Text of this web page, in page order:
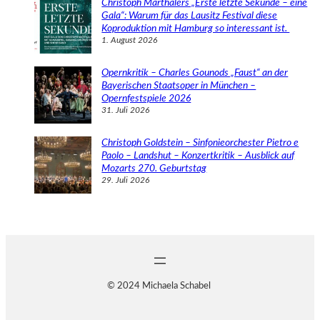
Christoph Marthalers „Erste letzte Sekunde – eine
Gala“: Warum für das Lausitz Festival diese
Koproduktion mit Hamburg so interessant ist.
1. August 2026
Opernkritik – Charles Gounods „Faust“ an der
Bayerischen Staatsoper in München –
Opernfestspiele 2026
31. Juli 2026
Christoph Goldstein – Sinfonieorchester Pietro e
Paolo – Landshut – Konzertkritik – Ausblick auf
Mozarts 270. Geburtstag
29. Juli 2026
© 2024 Michaela Schabel